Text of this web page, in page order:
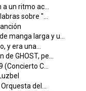
un ritmo ac...
sobre "...
manga larga y u...
y era una...
de GHOST, pe...
C...
del...